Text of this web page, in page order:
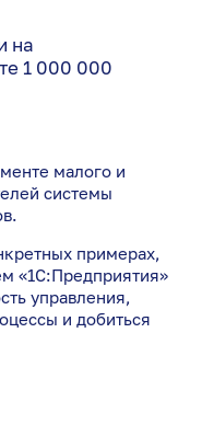
на
1 000 000
малого и
системы
примерах,
«1С:Предприятия»
управления,
и добиться